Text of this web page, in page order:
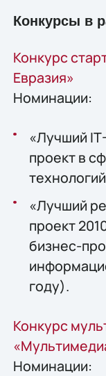
Конкурсы в
Конкурс
Евразия»
Номинации:
«Лучший
проект в
«Лучший
проект
бизнес-
году).
Конкурс
Номинации: